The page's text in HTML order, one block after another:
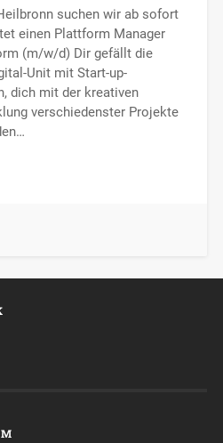
suchen wir ab sofort
einen Plattform Manager
(m/w/d) Dir gefällt die
Unit mit Start-up-
dich mit der kreativen
verschiedenster Projekte